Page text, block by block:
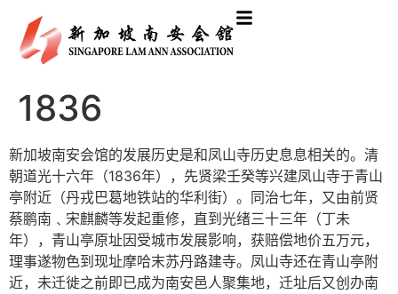
1836
新加坡南安会馆的发展历史是和凤山寺历史息息相关的。清
朝道光十六年（1836年），先贤梁壬癸等兴建凤山寺于青山
亭附近（丹戎巴葛地铁站的华利街）。同治七年，又由前贤
蔡鹏南﹑宋麒麟等发起重修，直到光绪三十三年（丁未
年），青山亭原址因受城市发展影响，获赔偿地价五万元，
理事遂物色到现址摩哈末苏丹路建寺。凤山寺还在青山亭附
近，未迁徙之前即已成为南安邑人聚集地，迁址后又创办南